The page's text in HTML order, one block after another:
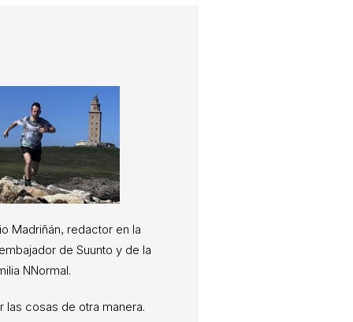
Madriñán, redactor en la
de Suunto y de la
NNormal.
las cosas de otra manera.